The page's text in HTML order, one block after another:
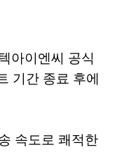
아이엔씨 공식
기간 종료 후에
속도로 쾌적한